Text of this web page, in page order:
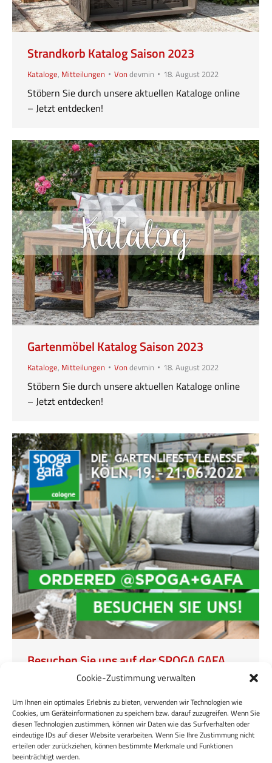
Cookie-Zustimmung verwalten
Um Ihnen ein optimales Erlebnis zu bieten, verwenden wir Technologien wie
Cookies, um Geräteinformationen zu speichern bzw. darauf zuzugreifen. Wenn Sie
diesen Technologien zustimmen, können wir Daten wie das Surfverhalten oder
eindeutige IDs auf dieser Website verarbeiten. Wenn Sie Ihre Zustimmung nicht
erteilen oder zurückziehen, können bestimmte Merkmale und Funktionen
beeinträchtigt werden.
Strandkorb Katalog Saison 2023
Kataloge, Mitteilungen Vondevmin 18. August 2022
Stöbern Sie durch unsere aktuellen Kataloge online
– Jetzt entdecken!
Gartenmöbel Katalog Saison 2023
Kataloge, Mitteilungen Vondevmin 18. August 2022
Stöbern Sie durch unsere aktuellen Kataloge online
– Jetzt entdecken!
Besuchen Sie uns auf der SPOGA GAFA
Vondevmin 24. Mai 2022
Wir sind dieses Jahr wieder auf der
Gartenlifestylemesse in Köln vertreten. Sie finden
uns in Halle 10.2 Stand M 71. Entdecken Sie unser
neues Programm und lassen Sie sich von uns